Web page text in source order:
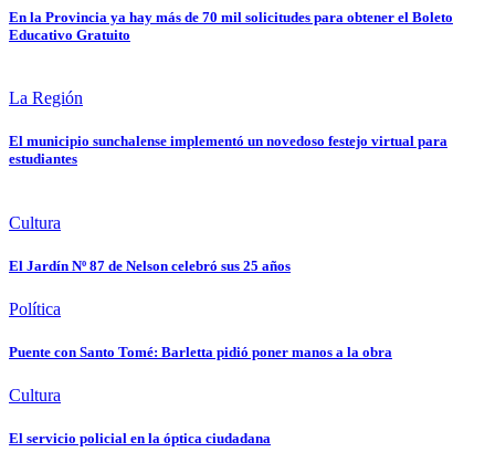
En la Provincia ya hay más de 70 mil solicitudes para obtener el Boleto
Educativo Gratuito
La Región
El municipio sunchalense implementó un novedoso festejo virtual para
estudiantes
Cultura
El Jardín Nº 87 de Nelson celebró sus 25 años
Política
Puente con Santo Tomé: Barletta pidió poner manos a la obra
Cultura
El servicio policial en la óptica ciudadana